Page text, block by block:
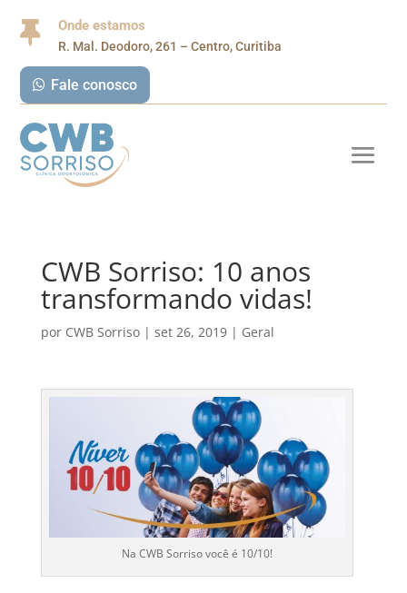
 Onde estamos
R. Mal. Deodoro, 261 – Centro, Curitiba
Fale conosco
CWB Sorriso: 10 anos
transformando vidas!
por CWB Sorriso| set 26, 2019| Geral
Na CWB Sorriso você é 10/10!